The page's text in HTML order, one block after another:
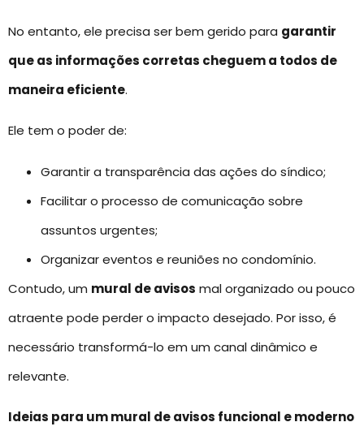
No entanto, ele precisa ser bem gerido para garantir
que as informações corretas cheguem a todos de
maneira eficiente.
Ele tem o poder de:
Garantir a transparência das ações do síndico;
Facilitar o processo de comunicação sobre
assuntos urgentes;
Organizar eventos e reuniões no condomínio.
Contudo, um mural de avisos mal organizado ou pouco
atraente pode perder o impacto desejado. Por isso, é
necessário transformá-lo em um canal dinâmico e
relevante.
Ideias para um mural de avisos funcional e moderno